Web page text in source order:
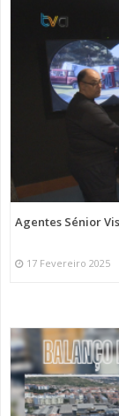
Agentes Sénior
17 Fevereiro 2025